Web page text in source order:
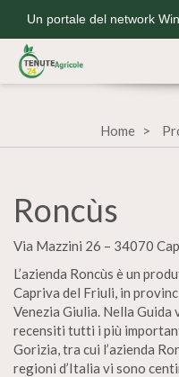
Un portale del network
Home
Roncùs
Via Mazzini 26 – 34070
L’azienda Roncùs è un
Capriva del Friuli, in
Venezia Giulia. Nella
recensiti tutti i più
Gorizia, tra cui l’azienda
regioni d’Italia vi sono